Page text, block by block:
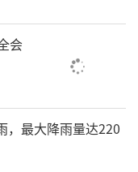
会
，最大降雨量达220